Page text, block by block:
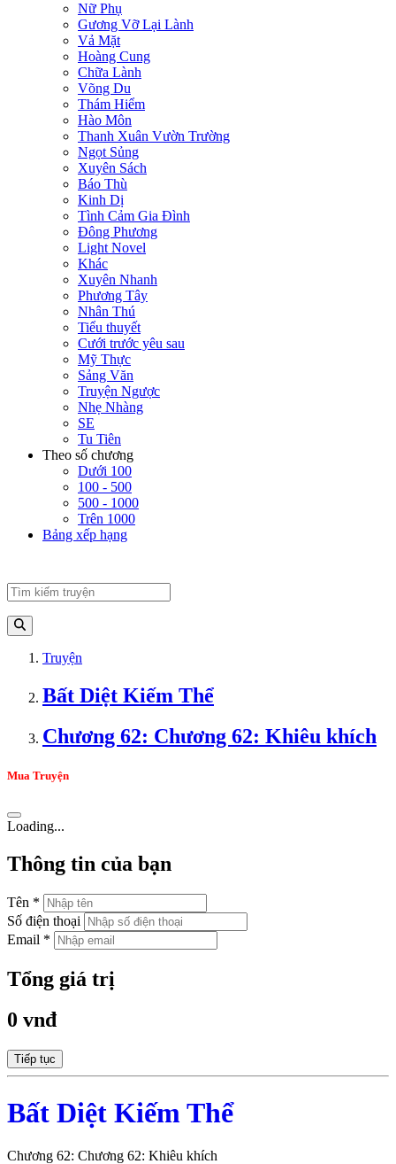
Nữ Phụ
Gương Vỡ Lại Lành
Vả Mặt
Hoàng Cung
Chữa Lành
Võng Du
Thám Hiểm
Hào Môn
Thanh Xuân Vườn Trường
Ngọt Sủng
Xuyên Sách
Báo Thù
Kinh Dị
Tình Cảm Gia Đình
Đông Phương
Light Novel
Khác
Xuyên Nhanh
Phương Tây
Nhân Thú
Tiểu thuyết
Cưới trước yêu sau
Mỹ Thực
Sảng Văn
Truyện Ngược
Nhẹ Nhàng
SE
Tu Tiên
Theo số chương
Dưới 100
100 - 500
500 - 1000
Trên 1000
Bảng xếp hạng
Truyện
Bất Diệt Kiếm Thể
Chương 62: Chương 62: Khiêu khích
Mua Truyện
Loading...
Thông tin của bạn
Tên *
Số điện thoại
Email *
Tổng giá trị
0 vnđ
Tiếp tục
Bất Diệt Kiếm Thể
Chương 62: Chương 62: Khiêu khích